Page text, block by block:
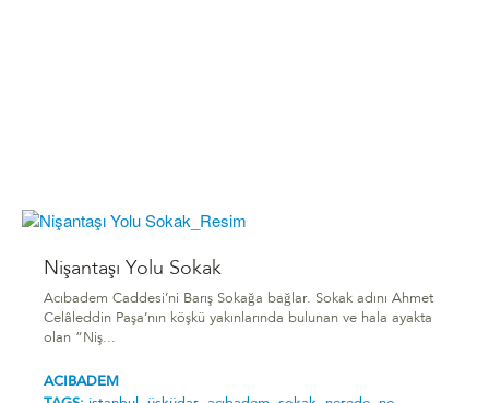
Nişantaşı Yolu Sokak
Acıbadem Caddesi’ni Barış Sokağa bağlar. Sokak adını Ahmet
Celâleddin Paşa’nın köşkü yakınlarında bulunan ve hala ayakta
olan “Niş...
ACIBADEM